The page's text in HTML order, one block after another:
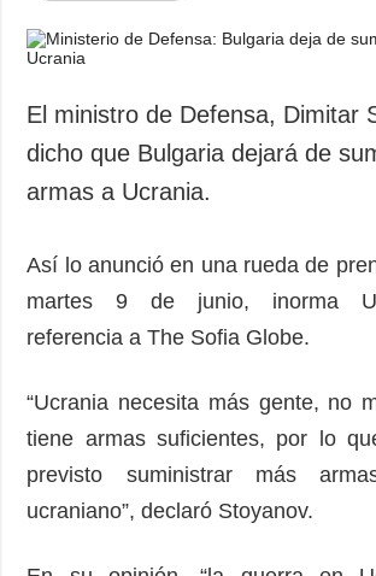
El ministro de Defensa, Dimitar
dicho que Bulgaria dejará de
armas a Ucrania.
Así lo anunció en una rueda de
martes 9 de junio, inorma
referencia a The Sofia Globe.
“Ucrania necesita más gente, no
tiene armas suficientes, por lo
previsto suministrar más
ucraniano”, declaró Stoyanov.